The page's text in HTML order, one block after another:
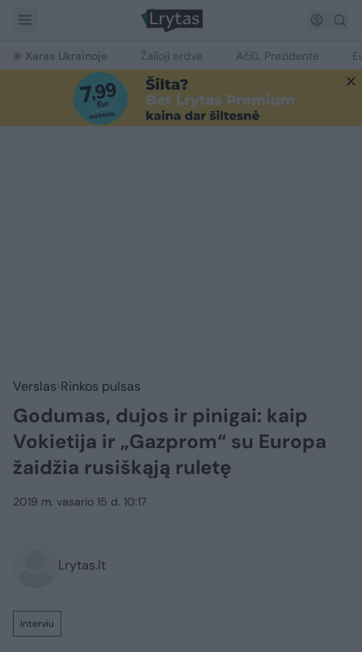
Karas Ukrainoje Žalioji erdvė Ačiū, Prezidente
Verslas Rinkos pulsas
Godumas, dujos ir pinigai: kaip
Vokietija ir „Gazprom“ su Europa
žaidžia rusiškąją ruletę
2019 m. vasario 15 d. 10:17
Lrytas.lt
Interviu